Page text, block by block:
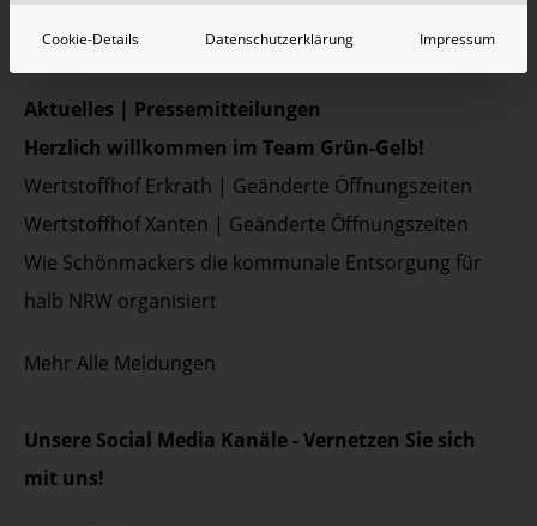
Aktuelles | Pressemitteilungen
Herzlich willkommen im Team Grün-Gelb!
Wertstoffhof Erkrath | Geänderte Öffnungszeiten
Wertstoffhof Xanten | Geänderte Öffnungszeiten
Wie Schönmackers die kommunale Entsorgung für
halb NRW organisiert
Mehr Alle Meldungen
Unsere Social Media Kanäle - Vernetzen Sie sich
mit uns!
Cookie-Details Datenschutzerklärung Impressum